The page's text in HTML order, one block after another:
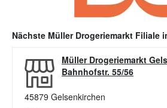
Nächste Müller Drogeriemarkt Filiale
Müller Drogeriemarkt
Bahnhofstr. 55/56
45879 Gelsenkirchen